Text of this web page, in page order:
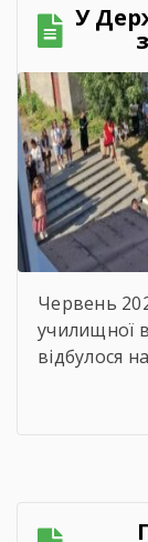
У
Червень
училищної
відбулося
Цього дня
своєї